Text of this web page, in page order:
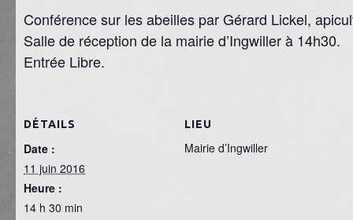
Conférence sur les abeilles par Gérard Lickel,
Salle de réception de la mairie d’Ingwiller à 14h30.
Entrée Libre.
DÉTAILS
Date :
11 juin 2016
Heure :
14 h 30 min
LIEU
Mairie d’Ingwiller